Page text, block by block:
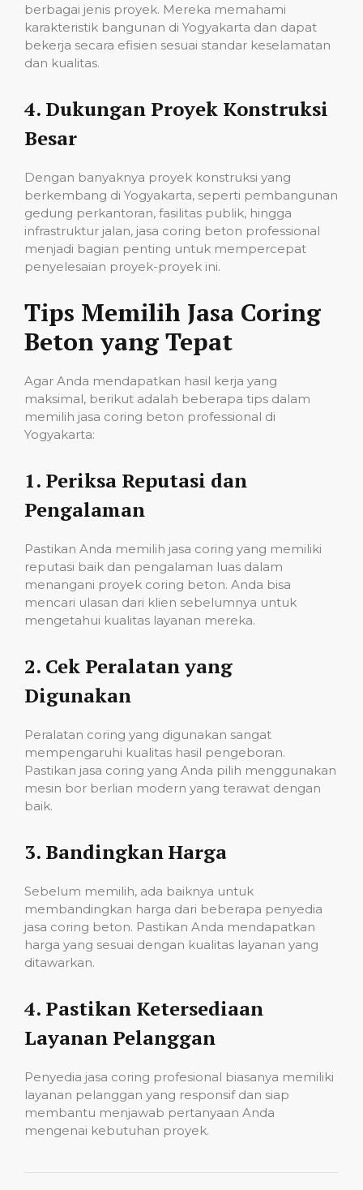
berbagai jenis proyek. Mereka memahami
karakteristik bangunan di Yogyakarta dan dapat
bekerja secara efisien sesuai standar keselamatan
dan kualitas.
4. Dukungan Proyek Konstruksi
Besar
Dengan banyaknya proyek konstruksi yang
berkembang di Yogyakarta, seperti pembangunan
gedung perkantoran, fasilitas publik, hingga
infrastruktur jalan, jasa coring beton professional
menjadi bagian penting untuk mempercepat
penyelesaian proyek-proyek ini.
Tips Memilih Jasa Coring
Beton yang Tepat
Agar Anda mendapatkan hasil kerja yang
maksimal, berikut adalah beberapa tips dalam
memilih jasa coring beton professional di
Yogyakarta:
1. Periksa Reputasi dan
Pengalaman
Pastikan Anda memilih jasa coring yang memiliki
reputasi baik dan pengalaman luas dalam
menangani proyek coring beton. Anda bisa
mencari ulasan dari klien sebelumnya untuk
mengetahui kualitas layanan mereka.
2. Cek Peralatan yang
Digunakan
Peralatan coring yang digunakan sangat
mempengaruhi kualitas hasil pengeboran.
Pastikan jasa coring yang Anda pilih menggunakan
mesin bor berlian modern yang terawat dengan
baik.
3. Bandingkan Harga
Sebelum memilih, ada baiknya untuk
membandingkan harga dari beberapa penyedia
jasa coring beton. Pastikan Anda mendapatkan
harga yang sesuai dengan kualitas layanan yang
ditawarkan.
4. Pastikan Ketersediaan
Layanan Pelanggan
Penyedia jasa coring profesional biasanya memiliki
layanan pelanggan yang responsif dan siap
membantu menjawab pertanyaan Anda
mengenai kebutuhan proyek.